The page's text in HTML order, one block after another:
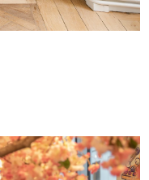
EN SAVOIR PLUS
ont, eux
leurs espacesetcréer
, pour leurs